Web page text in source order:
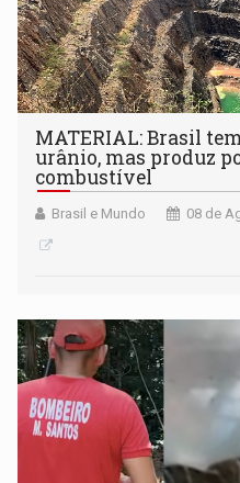
MATERIAL: Brasil
urânio, mas produz
combustível
Brasil e Mundo 08 de